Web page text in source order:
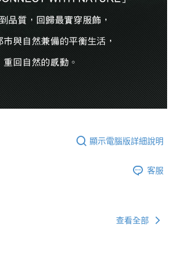
顯示電腦版詳細說明
客服
查看全部